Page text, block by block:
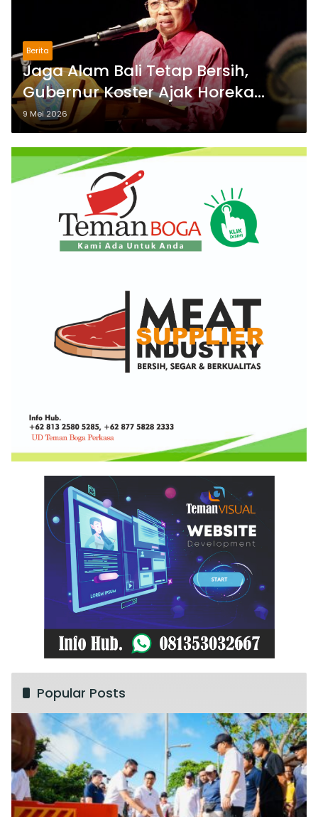
Berita
Jaga Alam Bali Tetap Bersih,
Gubernur Koster Ajak Horeka
Kelola Sampah Berbasis Sumber
9 Mei 2026
Popular Posts